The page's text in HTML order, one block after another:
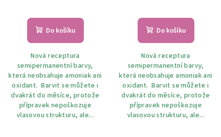
Do košíku
Nová receptura
semipermanentní barvy,
která neobsahuje amoniak ani
oxidant. Barvit se můžete i
dvakrát do měsíce, protože
přípravek nepoškozuje
vlasovou strukturu, ale...
Do košíku
Nová receptura
semipermanentní barvy,
která neobsahuje amoniak ani
oxidant. Barvit se můžete i
dvakrát do měsíce, protože
přípravek nepoškozuje
vlasovou strukturu, ale...